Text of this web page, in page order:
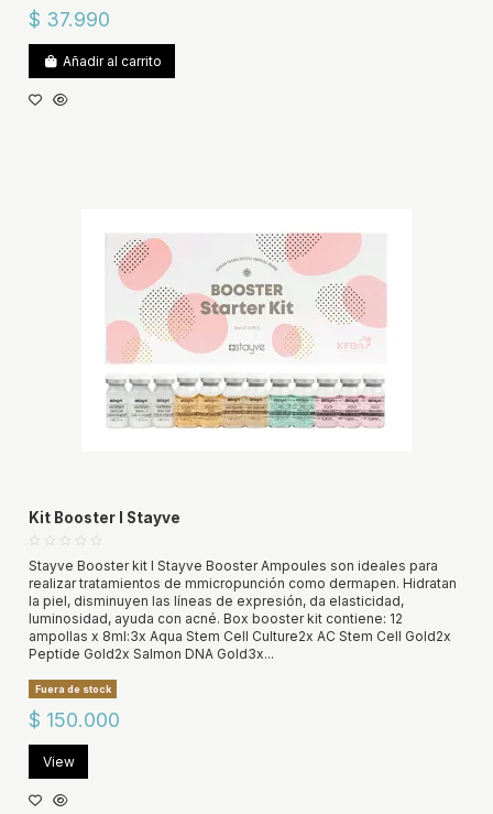
$ 37.990
Añadir al carrito
Kit Booster I Stayve
Stayve Booster kit I Stayve Booster Ampoules son ideales para
realizar tratamientos de mmicropunción como dermapen. Hidratan
la piel, disminuyen las líneas de expresión, da elasticidad,
luminosidad, ayuda con acné. Box booster kit contiene: 12
ampollas x 8ml:3x Aqua Stem Cell Culture2x AC Stem Cell Gold2x
Peptide Gold2x Salmon DNA Gold3x...
Fuera de stock
$ 150.000
View